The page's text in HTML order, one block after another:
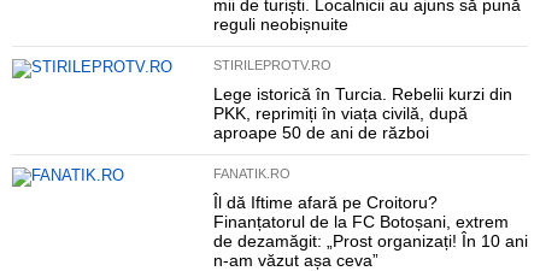
mii de turiști. Localnicii au ajuns să pună
reguli neobișnuite
STIRILEPROTV.RO
Lege istorică în Turcia. Rebelii kurzi din
PKK, reprimiți în viața civilă, după
aproape 50 de ani de război
FANATIK.RO
Îl dă Iftime afară pe Croitoru?
Finanțatorul de la FC Botoșani, extrem
de dezamăgit: „Prost organizați! În 10 ani
n-am văzut așa ceva”